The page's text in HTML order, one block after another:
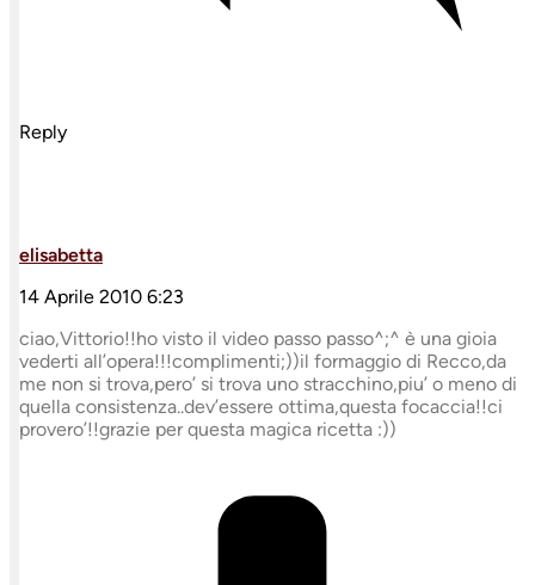
Reply
elisabetta
14 Aprile 2010 6:23
ciao,Vittorio!!ho visto il video passo passo^;^ è una gioia
vederti all’opera!!!complimenti;))il formaggio di Recco,da
me non si trova,pero’ si trova uno stracchino,piu’ o meno di
quella consistenza..dev’essere ottima,questa focaccia!!ci
provero’!!grazie per questa magica ricetta :))